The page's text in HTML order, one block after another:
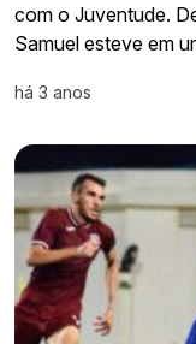
com o Juventude.
Samuel esteve em
há 3 anos